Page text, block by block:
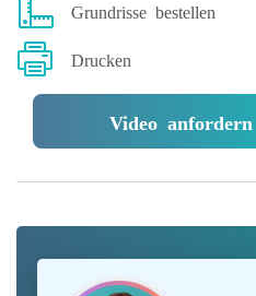
Grundrisse bestellen
Drucken
Video anfordern